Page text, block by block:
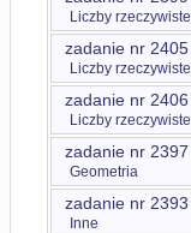
Liczby rzeczywiste
zadanie nr 2405
Liczby rzeczywiste
zadanie nr 2406
Liczby rzeczywiste
zadanie nr 2397
Geometria
zadanie nr 2393
Inne